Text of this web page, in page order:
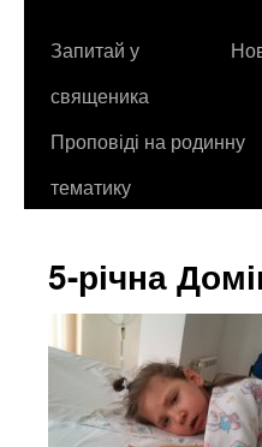
контенту
Запитай у
священика
Проповіді на родинну
тематику
5-річна